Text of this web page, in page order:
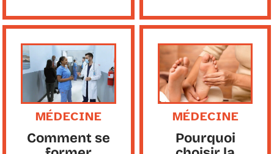
MÉDECINE
Comment se
MÉDECINE
Pourquoi